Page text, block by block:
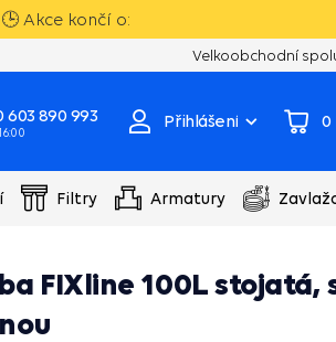
Akce končí o:
VIP karta, extra
Velkoobchodní
603 890 993 Přihlášení 0
Filtry Armatury
FIXline 100L stojatá,